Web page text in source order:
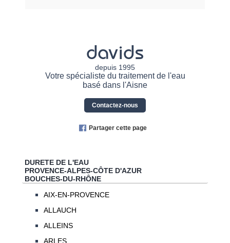
davids
depuis 1995
Votre spécialiste du traitement de l'eau
basé dans l'Aisne
Contactez-nous
Partager cette page
DURETE DE L'EAU
PROVENCE-ALPES-CÔTE D'AZUR
BOUCHES-DU-RHÔNE
AIX-EN-PROVENCE
ALLAUCH
ALLEINS
ARLES